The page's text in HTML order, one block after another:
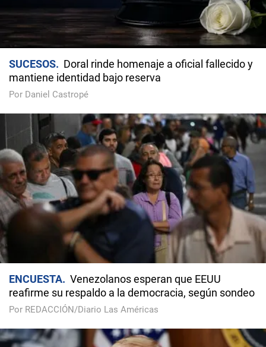
SUCESOS
Doral rinde homenaje a oficial fallecido y
mantiene identidad bajo reserva
Por Daniel Castropé
ENCUESTA
Venezolanos esperan que EEUU
reafirme su respaldo a la democracia, según sondeo
Por REDACCIÓN/Diario Las Américas